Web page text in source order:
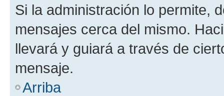
Si la administración lo permite,
mensajes cerca del mismo.
llevará y guiará a través de
mensaje.
Arriba